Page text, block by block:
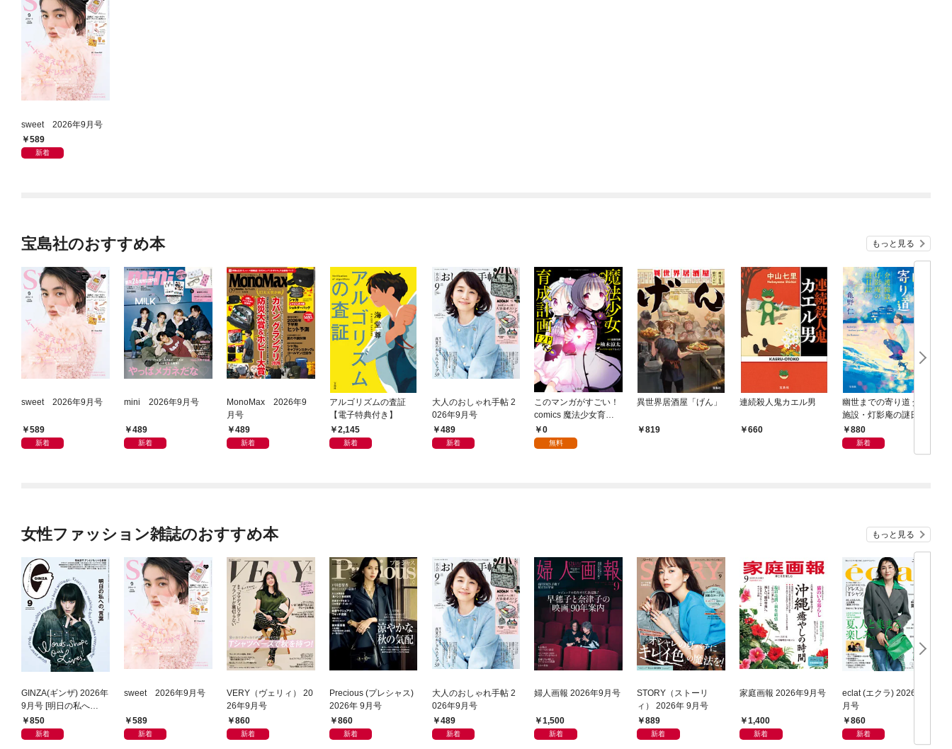
sweet 2026年9月号
589
新着
宝島社のおすすめ本 もっと見る
sweet 2026年9月号
589
新着
mini 2026年9月号
489
新着
MonoMax 2026年9
月号
489
新着
アルゴリズムの査証
【電子特典付き】
2,145
新着
大人のおしゃれ手帖 2
026年9月号
489
新着
このマンガがすごい！
comics 魔法少女育成
計画F2P 【単話版】第
1話
0
無料
異世界居酒屋「げん」
819
連続殺人鬼カエル男
660
幽世までの寄り道 介護
施設・灯影庵の謎日誌
880
新着
女性ファッション雑誌のおすすめ本 もっと見る
GINZA(ギンザ) 2026年
9月号 [明日の私へ
の“言葉”]
850
新着
sweet 2026年9月号
589
新着
VERY（ヴェリィ） 20
26年9月号
860
新着
Precious (プレシャス)
2026年 9月号
860
新着
大人のおしゃれ手帖 2
026年9月号
489
新着
婦人画報 2026年9月号
1,500
新着
STORY（ストーリ
ィ） 2026年 9月号
889
新着
家庭画報 2026年9月号
1,400
新着
eclat (エクラ) 2026年9
月号
860
新着